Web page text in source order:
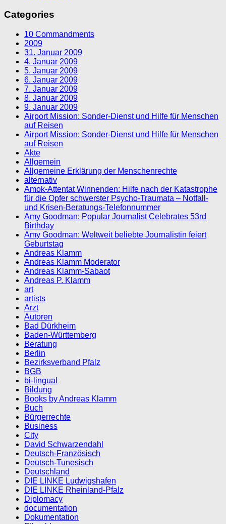
Categories
10 Commandments
2009
31. Januar 2009
4. Januar 2009
5. Januar 2009
6. Januar 2009
7. Januar 2009
8. Januar 2009
9. Januar 2009
Airport Mission: Sonder-Dienst und Hilfe für Menschen
auf Reisen
Airport Mission: Sonder-Dienst und Hilfe für Menschen
auf Reisen
Akte
Allgemein
Allgemeine Erklärung der Menschenrechte
alternativ
Amok-Attentat Winnenden: Hilfe nach der Katastrophe
für die Opfer schwerster Psycho-Traumata – Notfall-
und Krisen-Beratungs-Telefonnummer
Amy Goodman: Popular Journalist Celebrates 53rd
Birthday
Amy Goodman: Weltweit beliebte Journalistin feiert
Geburtstag
Andreas Klamm
Andreas Klamm Moderator
Andreas Klamm-Sabaot
Andreas P. Klamm
art
artists
Arzt
Autoren
Bad Dürkheim
Baden-Württemberg
Beratung
Berlin
Bezirksverband Pfalz
BGB
bi-lingual
Bildung
Books by Andreas Klamm
Buch
Bürgerrechte
Business
City
David Schwarzendahl
Deutsch-Französisch
Deutsch-Tunesisch
Deutschland
DIE LINKE Ludwigshafen
DIE LINKE Rheinland-Pfalz
Diplomacy
documentation
Dokumentation